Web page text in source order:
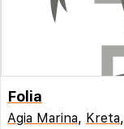
Folia
Agia Marina, Kreta,